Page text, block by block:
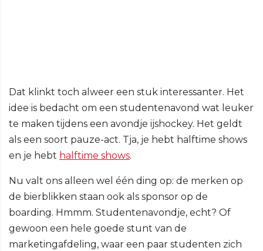
Dat klinkt toch alweer een stuk interessanter. Het
idee is bedacht om een studentenavond wat leuker
te maken tijdens een avondje ijshockey. Het geldt
als een soort pauze-act. Tja, je hebt halftime shows
en je hebt halftime shows.
Nu valt ons alleen wel één ding op: de merken op
de bierblikken staan ook als sponsor op de
boarding. Hmmm. Studentenavondje, echt? Of
gewoon een hele goede stunt van de
marketingafdeling, waar een paar studenten zich